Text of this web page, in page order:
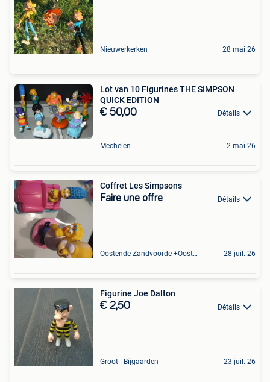
Nieuwerkerken 28 mai 26
Lot van 10 Figurines THE SIMPSON
QUICK EDITION
€ 50,00 Détails
Mechelen 2 mai 26
Coffret Les Simpsons
Faire une offre Détails
Oostende Zandvoorde +Oostende 28 juil. 26
Figurine Joe Dalton
€ 2,50 Détails
Groot - Bijgaarden 23 juil. 26